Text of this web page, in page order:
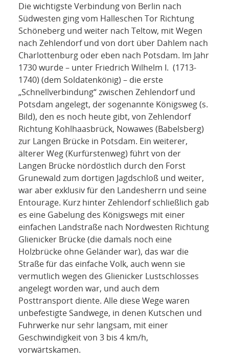
Die wichtigste Verbindung von Berlin nach
Südwesten ging vom Halleschen Tor Richtung
Schöneberg und weiter nach Teltow, mit Wegen
nach Zehlendorf und von dort über Dahlem nach
Charlottenburg oder eben nach Potsdam. Im Jahr
1730 wurde – unter Friedrich Wilhelm I. (1713-
1740) (dem Soldatenkönig) – die erste
„Schnellverbindung“ zwischen Zehlendorf und
Potsdam angelegt, der sogenannte Königsweg (s.
Bild), den es noch heute gibt, von Zehlendorf
Richtung Kohlhaasbrück, Nowawes (Babelsberg)
zur Langen Brücke in Potsdam. Ein weiterer,
älterer Weg (Kurfürstenweg) führt von der
Langen Brücke nördöstlich durch den Forst
Grunewald zum dortigen Jagdschloß und weiter,
war aber exklusiv für den Landesherrn und seine
Entourage. Kurz hinter Zehlendorf schließlich gab
es eine Gabelung des Königswegs mit einer
einfachen Landstraße nach Nordwesten Richtung
Glienicker Brücke (die damals noch eine
Holzbrücke ohne Geländer war), das war die
Straße für das einfache Volk, auch wenn sie
vermutlich wegen des Glienicker Lustschlosses
angelegt worden war, und auch dem
Posttransport diente. Alle diese Wege waren
unbefestigte Sandwege, in denen Kutschen und
Fuhrwerke nur sehr langsam, mit einer
Geschwindigkeit von 3 bis 4 km/h,
vorwärtskamen.